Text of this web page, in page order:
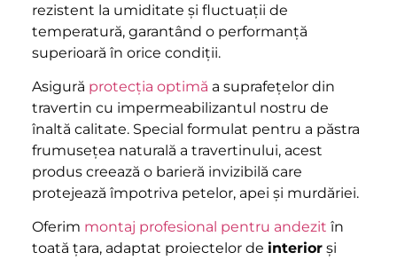
rezistent la umiditate și fluctuații de
temperatură, garantând o performanță
superioară în orice condiții.
Asigură protecția optimă a suprafețelor din
travertin cu impermeabilizantul nostru de
înaltă calitate. Special formulat pentru a păstra
frumusețea naturală a travertinului, acest
produs creează o barieră invizibilă care
protejează împotriva petelor, apei și murdăriei.
Oferim montaj profesional pentru andezit în
toată țara, adaptat proiectelor de interiorși